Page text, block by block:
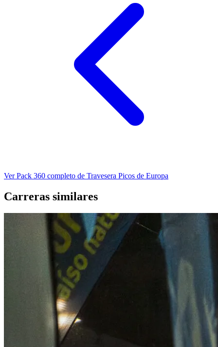
Ver Pack 360 completo de Travesera Picos de Europa
Carreras similares